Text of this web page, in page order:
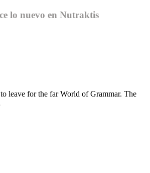
lo nuevo en Nutraktis
leave for the far World of Grammar. The